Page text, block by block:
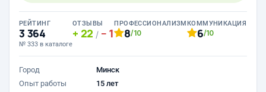
РЕЙТИНГ
3 364
№ 333 в каталоге
ОТЗЫВЫ
22 / 1
ПРОФЕССИОНАЛИЗМ
8/10
КОММУНИКАЦИЯ
6/10
Город
Минск
Опыт работы
15 лет